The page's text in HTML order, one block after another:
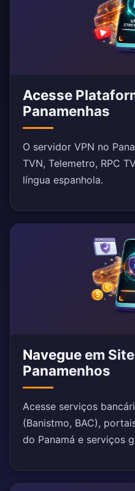
Acesse
Panamenhas
O servidor VPN no
TVN, Telemetro, RPC
língua espanhola.
Navegue em
Panamenhos
Acesse serviços
(Banistmo, BAC),
do Panamá e serviços